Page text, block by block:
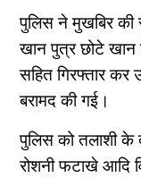
पुलिस ने मुखबिर की
खान पुत्र छोटे खान
सहित गिरफ्तार
बरामद की गई।
पुलिस को तलाशी के
रोशनी फटाखे आदि